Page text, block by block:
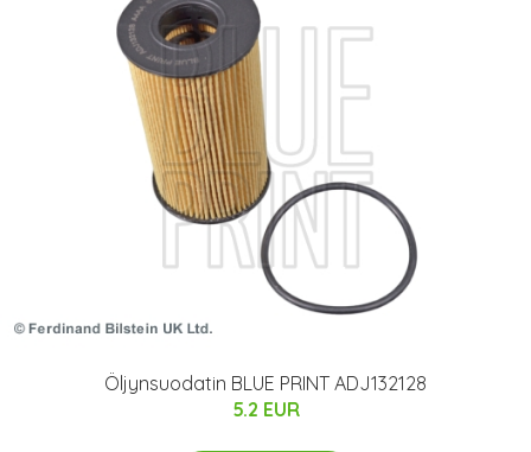
Öljynsuodatin BLUE PRINT ADJ132128
5.2 EUR